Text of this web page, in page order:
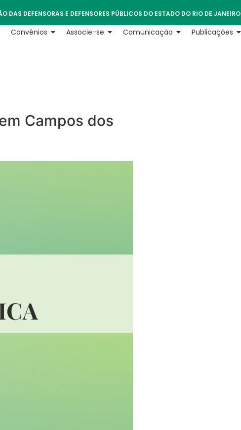
DAS DEFENSORAS E DEFENSORES PÚBLICOS DO ESTADO DO RIO DE JANEIRO
Convênios Associe-se Comunicação Publicações
Campos dos